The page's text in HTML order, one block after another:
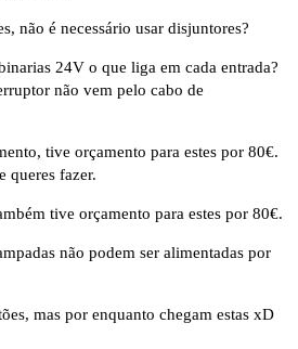
não é necessário usar disjuntores?
24Vo que liga em cada entrada?
não vem pelo cabo de
tive orçamento para estespor 80€.
queres fazer.
tive orçamento para estespor 80€.
não podem ser alimentadas por
mas por enquanto chegam estas xD